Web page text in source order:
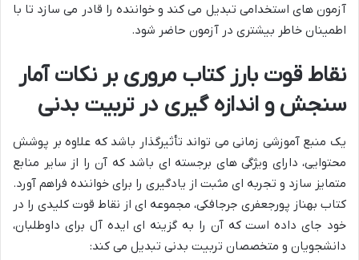
آزمون های استخدامی تبدیل می کند و خواننده را قادر می سازد تا با
اطمینان خاطر بیشتری در آزمون حاضر شود.
نقاط قوت بارز کتاب مروری بر نکات آمار
سنجش و اندازه گیری در تربیت بدنی
یک منبع آموزشی زمانی می تواند تأثیرگذار باشد که علاوه بر پوشش
محتوایی، دارای ویژگی های برجسته ای باشد که آن را از سایر منابع
متمایز سازد و تجربه ای مثبت از یادگیری را برای خواننده فراهم آورد.
کتاب بهناز پورجعفری جرجافکی، مجموعه ای از نقاط قوت کلیدی را در
خود جای داده است که آن را به گزینه ای ایده آل برای داوطلبان،
دانشجویان و متخصصان تربیت بدنی تبدیل می کند: